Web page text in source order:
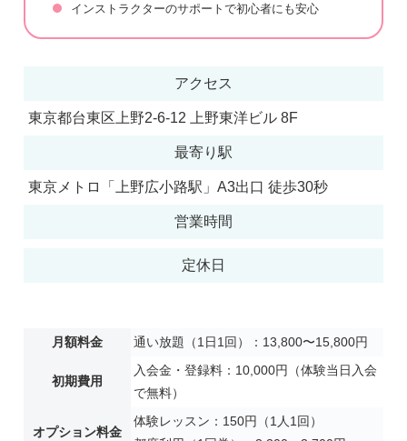
インストラクターのサポートで初心者にも安心
アクセス
東京都台東区上野2-6-12 上野東洋ビル 8F
最寄り駅
東京メトロ「上野広小路駅」A3出口 徒歩30秒
営業時間
定休日
月額料金 通い放題（1日1回）：13,800〜15,800円
初期費用
入会金・登録料：10,000円（体験当日入会
で無料）
オプション料金
体験レッスン：150円（1人1回）